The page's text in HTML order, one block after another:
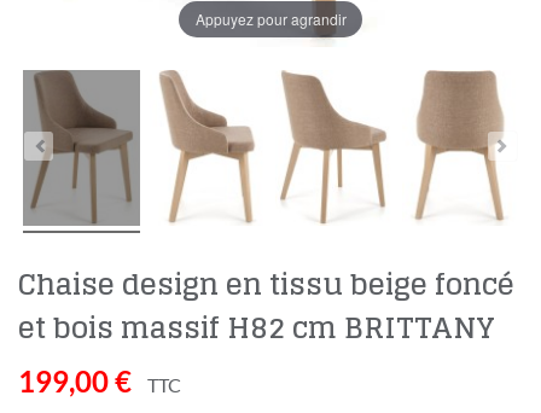
Appuyez pour agrandir
Chaise design en tissu beige foncé
et bois massif H82 cm BRITTANY
199,00 € TTC